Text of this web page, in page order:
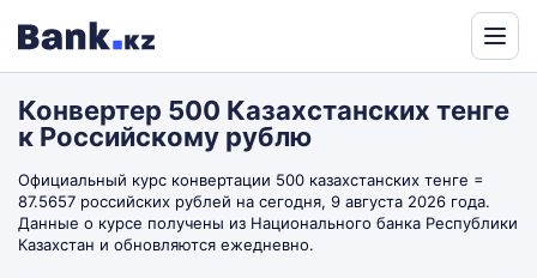
by
Translate
Конвертер 500 Казахстанских тенге
к Российскому рублю
Официальный курс конвертации 500 казахстанских тенге =
87.5657 российских рублей на сегодня, 9 августа 2026 года.
Данные о курсе получены из Национального банка Республики
Казахстан и обновляются ежедневно.